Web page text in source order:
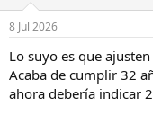
o
n
e
s
8 Jul 2026
Lo suyo es que
Acaba de cumplir 32
ahora debería indicar